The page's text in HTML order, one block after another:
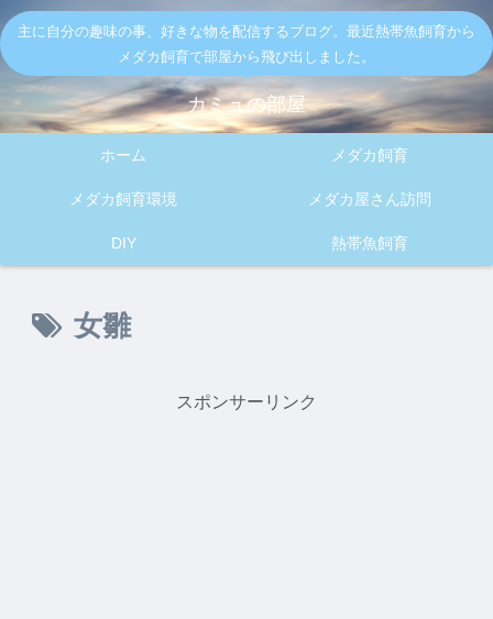
主に自分の趣味の事、好きな物を配信するブログ。最近熱帯魚飼育から
メダカ飼育で部屋から飛び出しました。
カミュの部屋
ホーム メダカ飼育
メダカ飼育環境 メダカ屋さん訪問
DIY 熱帯魚飼育
女雛
スポンサーリンク